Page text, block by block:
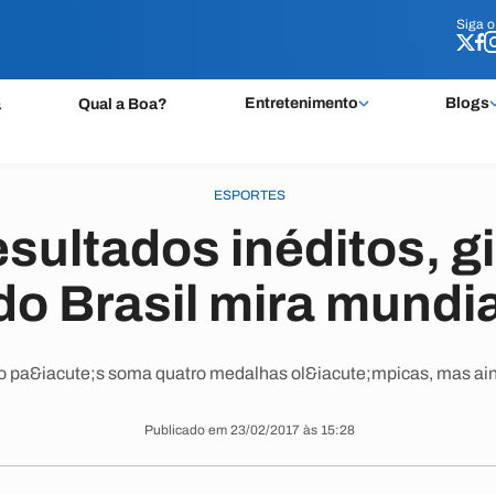
Siga o
Qual a Boa? Entretenimento Blogs
Siga o
ESPORTES
inéditos,
Brasil mira
pa&iacute;s soma quatro medalhas ol&iacute;mpicas, mas
Publicado em 23/02/2017 às 15:28